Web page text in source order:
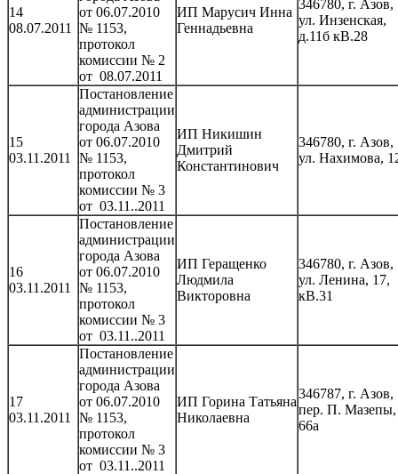
14
08.07.2011
от 06.07.2010
№ 1153,
протокол
комиссии № 2
от 08.07.2011
ИП Марусич Инна
Геннадьевна
346780, г. Азов,
ул. Инзенская,
д.11б кВ.28
15
03.11.2011
Постановление
администрации
города Азова
от 06.07.2010
№ 1153,
протокол
комиссии № 3
от 03.11..2011
ИП Никишин
Дмитрий
Константинович
346780, г. Азов,
ул. Нахимова,
16
03.11.2011
Постановление
администрации
города Азова
от 06.07.2010
№ 1153,
протокол
комиссии № 3
от 03.11..2011
ИП Геращенко
Людмила
Викторовна
346780, г. Азов,
ул. Ленина, 17,
кВ.31
17
03.11.2011
Постановление
администрации
города Азова
от 06.07.2010
№ 1153,
протокол
комиссии № 3
от 03.11..2011
ИП Горина Татьяна
Николаевна
346787, г. Азов,
пер. П. Мазепы,
66а